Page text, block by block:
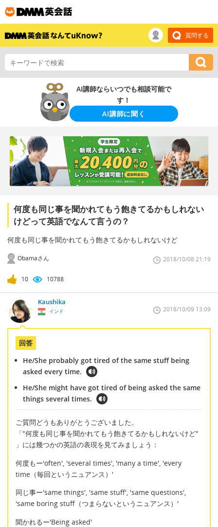
質問する
AI講師ならいつでも相談可能で
す！
AI講師に聞く
何度も同じ事を聞かれてもう飽きてるかもしれない
けどって英語でなんて言うの？
何度も同じ事を聞かれてもう飽きてるかもしれないけど
Obamaさん 2018/10/08 21:19
10 10788
Kaushika
インド 2018/10/09 13:09
回答
He/She probably got tired of the same stuff being
asked every time.
He/She might have got tired of being asked the same
things several times.
ご質問どうもありがとうございました。
「"何度も同じ事を聞かれてもう飽きてるかもしれないけど"
」には幾つかの英語の表現を見てみましょう：
何度もー'often', 'several times', 'many a time', 'every
time（毎回というニュアンス）'
同じ事ー'same things', 'same stuff', 'same questions',
'same boring stuff（つまらないというニュアンス）'
聞かれるー'Being asked'